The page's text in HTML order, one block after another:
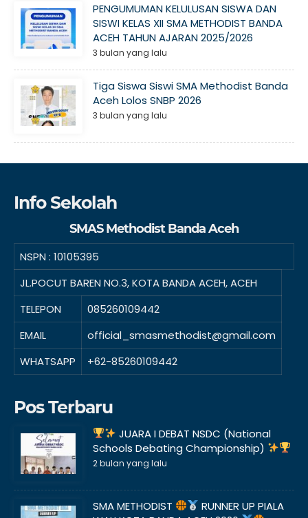
PENGUMUMAN KELULUSAN SISWA DAN
SISWI KELAS XII SMA METHODIST BANDA
ACEH TAHUN AJARAN 2025/2026
3 bulan yang lalu
Tiga Siswa Siswi SMA Methodist Banda
Aceh Lolos SNBP 2026
3 bulan yang lalu
Info Sekolah
SMAS Methodist Banda Aceh
NSPN : 10105395
JL.POCUT BAREN NO.3, KOTA BANDA ACEH, ACEH
TELEPON
085260109442
EMAIL
official_smasmethodist@gmail.com
WHATSAPP
+62-85260109442
Pos Terbaru
JUARA I DEBAT NSDC (National
Schools Debating Championship)
2 bulan yang lalu
SMA METHODIST
RUNNER UP PIALA